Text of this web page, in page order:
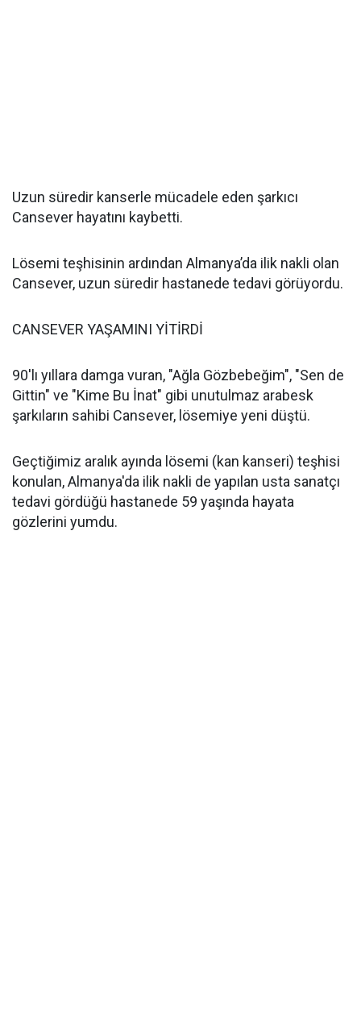
Uzun süredir kanserle mücadele eden şarkıcı
Cansever hayatını kaybetti.
Lösemi teşhisinin ardından Almanya’da ilik nakli olan
Cansever, uzun süredir hastanede tedavi görüyordu.
CANSEVER YAŞAMINI YİTİRDİ
90'lı yıllara damga vuran, "Ağla Gözbebeğim", "Sen de
Gittin" ve "Kime Bu İnat" gibi unutulmaz arabesk
şarkıların sahibi Cansever, lösemiye yeni düştü.
Geçtiğimiz aralık ayında lösemi (kan kanseri) teşhisi
konulan, Almanya'da ilik nakli de yapılan usta sanatçı
tedavi gördüğü hastanede 59 yaşında hayata
gözlerini yumdu.